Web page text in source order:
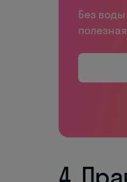
Без воды